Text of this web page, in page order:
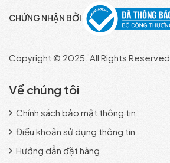
CHỨNG NHẬN BỞI
Copyright © 2025. All Rights Reserved
Về chúng tôi
Chính sách bảo mật thông tin
Điều khoản sử dụng thông tin
Hướng dẫn đặt hàng